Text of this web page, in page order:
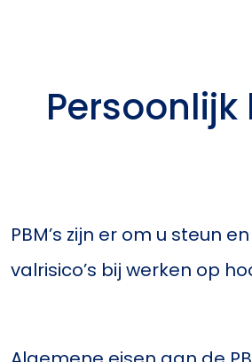
PBM’s zijn er om u steun
valrisico’s bij werken op